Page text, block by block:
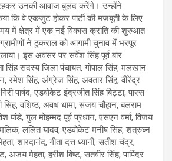
उनकी आवाज बुलंद करेंगे। उन्होंने
कि वे एकजुट होकर पार्टी की मजबूती के लिए
में क्षेत्र में एक नई विकास क्रांति की शुरुआत
ने ठुकराल को आगामी चुनाव में भरपूर
इस अवसर पर सर्वेश सिंह पूर्व बार
सिंह सदस्य जिला पंचायत, गोपाल सिंह, मलखान
रमेश सिंह, अंग्रेज सिंह, अवतार सिंह, वीरेंद्र
पार्षद, एडवोकेट इंद्रजीत सिंह बिट्टा, पारस
सिंह, वशिष्ठ, अवध धामा, संजय चौहान, बलराम
पांडे, गुल मोहम्मद पूर्व प्रधान, एसएन वर्मा, विजय
ललित यादव, एडवोकेट मनीष सिंह, शत्रुघ्न
शारदानंद, गीता दत्त ध्यानी, सतीश चंद्र,
अजय मेहता, हरीश बिष्ट, सतवीर सिंह, पापिंदर